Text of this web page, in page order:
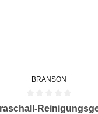
BRANSON
Bewertung